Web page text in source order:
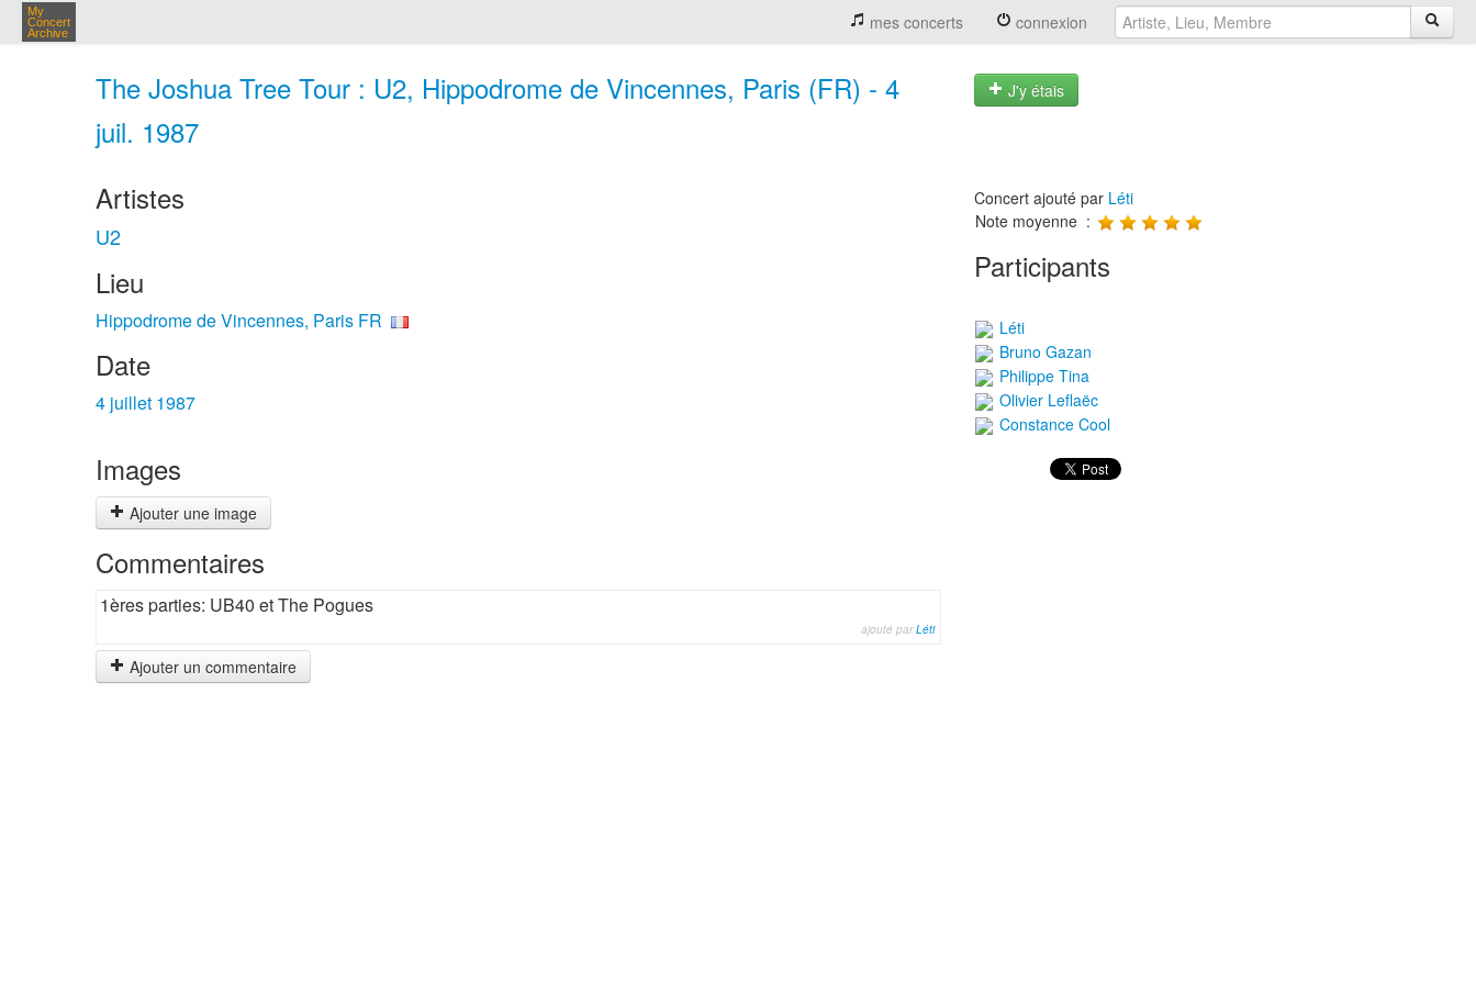
My
Concert
Archive
mes concerts connexion
The Joshua Tree Tour : U2, Hippodrome de Vincennes, Paris (FR) - 4
juil. 1987
J'y étais
Artistes
U2
Lieu
Hippodrome de Vincennes, Paris FR
Date
4 juillet 1987
Images
Ajouter une image
Commentaires
1ères parties: UB40 et The Pogues
ajouté parLéti
Ajouter un commentaire
Concert ajouté par Léti
Note moyenne :
Participants
Léti
Bruno Gazan
Philippe Tina
Olivier Leflaëc
Constance Cool